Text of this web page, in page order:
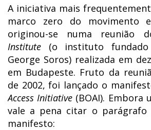
A iniciativa mais
marco zero do movimento
originou-se numa reunião
Institute (o instituto
George Soros) realizada em
em Budapeste. Fruto da
de 2002, foi lançado o
Access Initiative (BOAI). Embora
vale a pena citar o
manifesto: